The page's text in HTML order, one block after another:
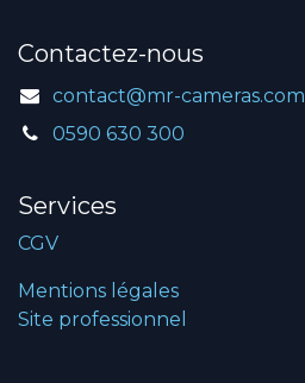
Contactez-nous
contact@mr-cameras.com
0590 630 300
Services
CGV
Mentions légales
Site professionnel